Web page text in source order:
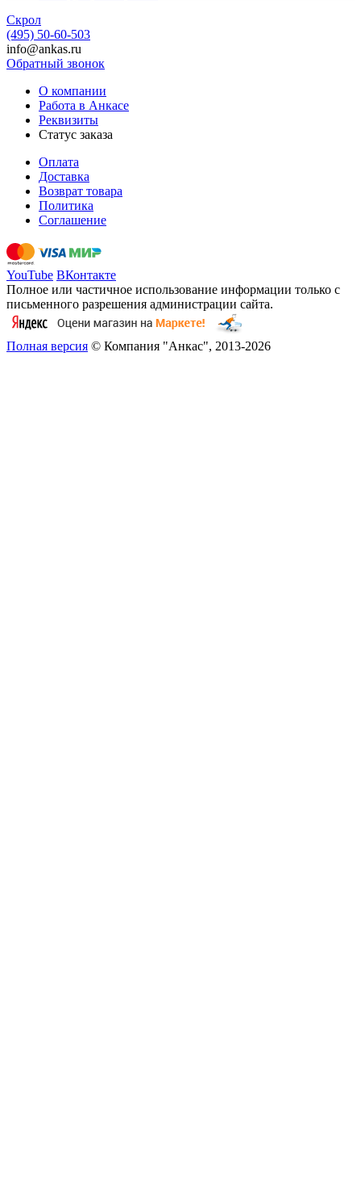
Скрол
(495) 50-60-503
info@ankas.ru
Обратный звонок
О компании
Работа в Анкасе
Реквизиты
Статус заказа
Оплата
Доставка
Возврат товара
Политика
Соглашение
YouTube ВКонтакте
Полное или частичное использование информации только с
письменного разрешения администрации сайта.
Полная версия © Компания "Анкас", 2013-2026